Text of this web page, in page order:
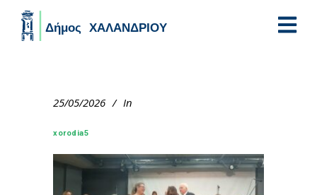
25/05/2026 In
xorodia5